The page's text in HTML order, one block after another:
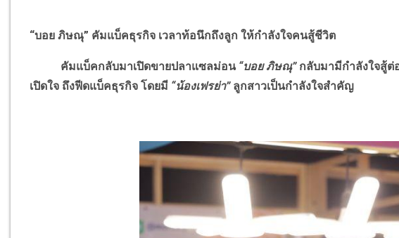
“บอย ภิษณุ” คัมแบ็คธุรกิจ เวลาท้อนึกถึงลูก ให้กำลังใจคนสู้ชีวิต
คัมแบ็คกลับมาเปิดขายปลาแซลม่อน “บอย ภิษณุ” กลับมามีกำลังใจสู้ต่
เปิดใจ ถึงฟีดแบ็คธุรกิจ โดยมี “น้องเฟรย่า” ลูกสาวเป็นกำลังใจสำคัญ